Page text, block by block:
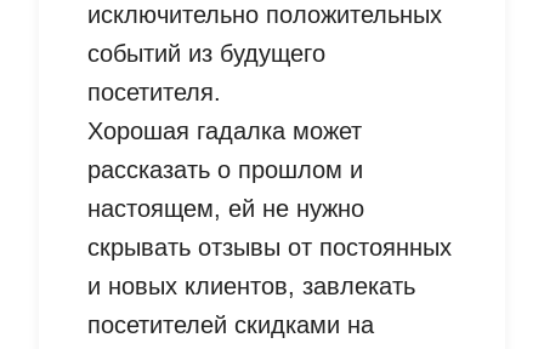
исключительно положительных
событий из будущего
посетителя.
Хорошая гадалка может
рассказать о прошлом и
настоящем, ей не нужно
скрывать отзывы от постоянных
и новых клиентов, завлекать
посетителей скидками на